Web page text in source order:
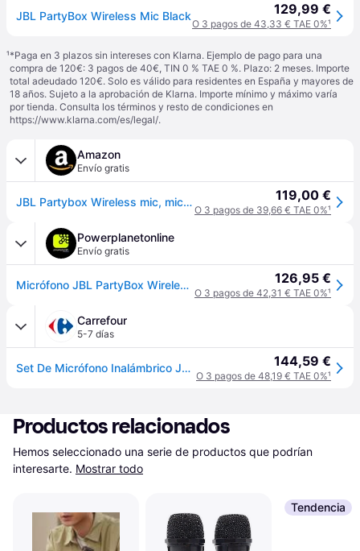
JBL PartyBox Wireless Mic Black 129,99 €
O 3 pagos de 43,33 € TAE 0%¹
¹*Paga en 3 plazos sin intereses con Klarna. Ejemplo de pago para una
compra de 120€: 3 pagos de 40€, TIN 0 % TAE 0 %. Plazo: 2 meses. Importe
total adeudado 120€. Solo es válido para residentes en España y mayores de
18 años. Sujeto a la aprobación de Klarna. Importe mínimo y máximo varía
por tienda. Consulta los términos y resto de condiciones en
https://www.klarna.com/es/legal/.
Amazon
Envío gratis
JBL Partybox Wireless mic, micrófonos set inalámbricos con 2 micros y receptor inalámbrico de doble canal UHF, con baterías AA reemplazables, rendimiento de calidad con los altavoces PartyBox, negro 119,00 €
O 3 pagos de 39,66 € TAE 0%¹
Powerplanetonline
Envío gratis
Micrófono JBL PartyBox Wireless Mic Negro (Pack-2) Inalámbrico 2,4 GHz 126,95 €
O 3 pagos de 42,31 € TAE 0%¹
Carrefour
5-7 días
Set De Micrófono Inalámbrico Jbl Partybox Negro (pack-2) 144,59 €
O 3 pagos de 48,19 € TAE 0%¹
Productos relacionados
Hemos seleccionado una serie de productos que podrían
interesarte. Mostrar todo
Tendencia